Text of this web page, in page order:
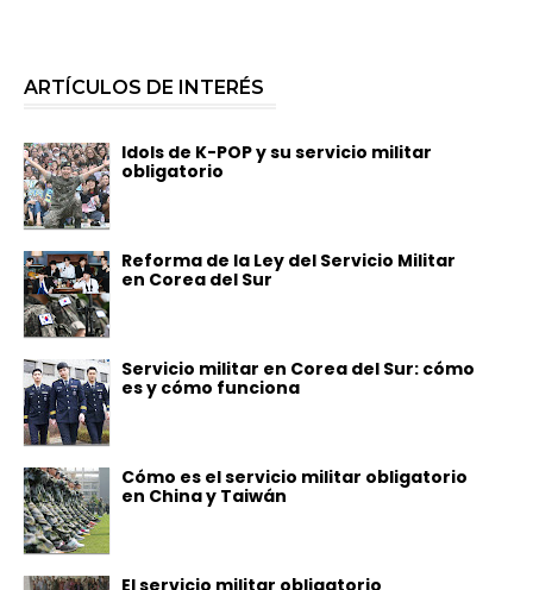
ARTÍCULOS DE INTERÉS
Idols de K-POP y su servicio militar
obligatorio
Reforma de la Ley del Servicio Militar
en Corea del Sur
Servicio militar en Corea del Sur: cómo
es y cómo funciona
Cómo es el servicio militar obligatorio
en China y Taiwán
El servicio militar obligatorio